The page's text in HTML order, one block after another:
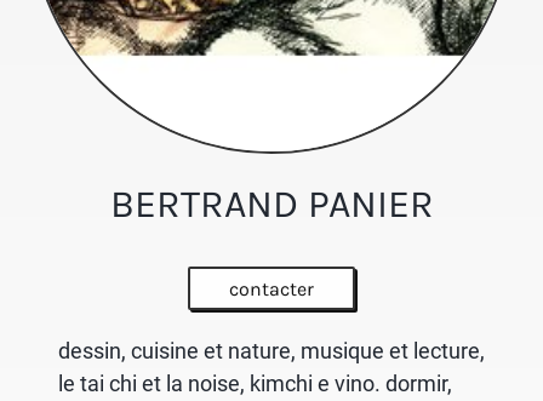
BERTRAND PANIER
contacter
dessin, cuisine et nature, musique et lecture,
le tai chi et la noise, kimchi e vino. dormir,